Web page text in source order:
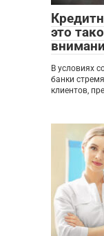
это
В условиях
банки
клиентов,